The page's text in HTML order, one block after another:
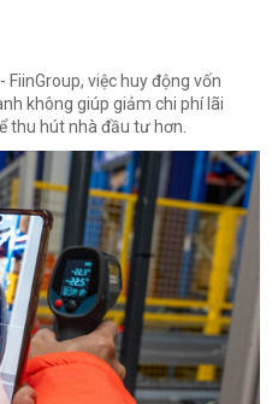
việc huy động vốn
không giúp giảm chi phí lãi
thu hút nhà đầu tư hơn.